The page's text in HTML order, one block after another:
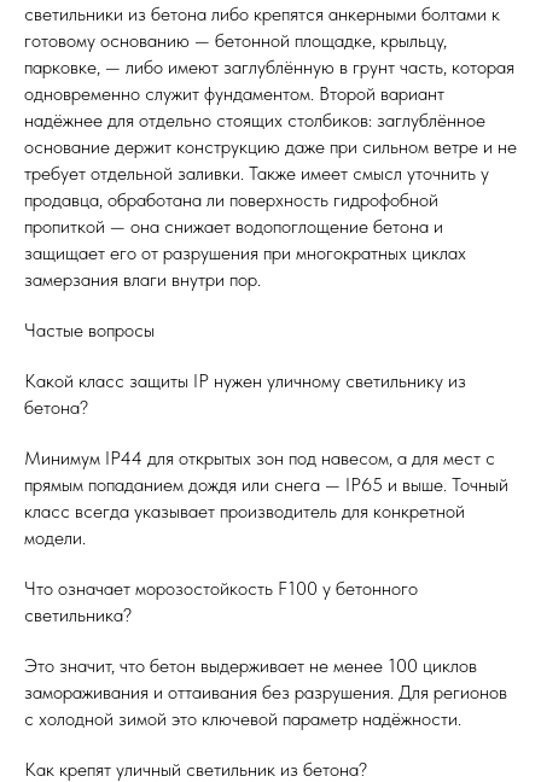
светильники из бетона либо крепятся анкерными болтами к
готовому основанию — бетонной площадке, крыльцу,
парковке, — либо имеют заглублённую в грунт часть, которая
одновременно служит фундаментом. Второй вариант
надёжнее для отдельно стоящих столбиков: заглублённое
основание держит конструкцию даже при сильном ветре и не
требует отдельной заливки. Также имеет смысл уточнить у
продавца, обработана ли поверхность гидрофобной
пропиткой — она снижает водопоглощение бетона и
защищает его от разрушения при многократных циклах
замерзания влаги внутри пор.
Частые вопросы
Какой класс защиты IP нужен уличному светильнику из
бетона?
Минимум IP44 для открытых зон под навесом, а для мест с
прямым попаданием дождя или снега — IP65 и выше. Точный
класс всегда указывает производитель для конкретной
модели.
Что означает морозостойкость F100 у бетонного
светильника?
Это значит, что бетон выдерживает не менее 100 циклов
замораживания и оттаивания без разрушения. Для регионов
с холодной зимой это ключевой параметр надёжности.
Как крепят уличный светильник из бетона?